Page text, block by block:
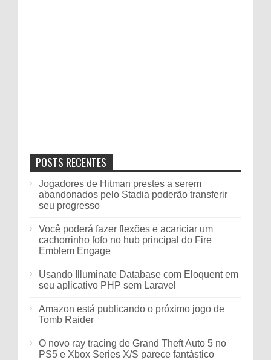
POSTS RECENTES
Jogadores de Hitman prestes a serem
abandonados pelo Stadia poderão transferir
seu progresso
Você poderá fazer flexões e acariciar um
cachorrinho fofo no hub principal do Fire
Emblem Engage
Usando Illuminate Database com Eloquent em
seu aplicativo PHP sem Laravel
Amazon está publicando o próximo jogo de
Tomb Raider
O novo ray tracing de Grand Theft Auto 5 no
PS5 e Xbox Series X/S parece fantástico